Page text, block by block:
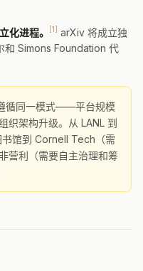
化进程。 [1]
arXiv 将成立独
和 Simons Foundation 代
循同一模式——平台规模
织架构升级。从 LANL 到
馆到 Cornell Tech（需
营利（需要自主治理和筹